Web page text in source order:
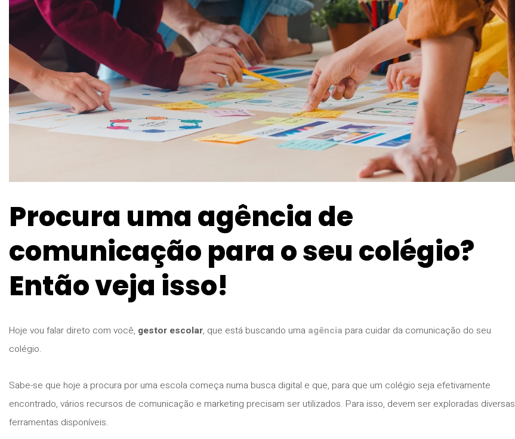
Procura uma agência de
comunicação para o seu colégio?
Então veja isso!
Hoje vou falar direto com você, gestor escolar, que está buscando uma agência para cuidar da comunicação do seu
colégio.
Sabe-se que hoje a procura por uma escola começa numa busca digital e que, para que um colégio seja efetivamente
encontrado, vários recursos de comunicação e marketing precisam ser utilizados. Para isso, devem ser exploradas diversas
ferramentas disponíveis.